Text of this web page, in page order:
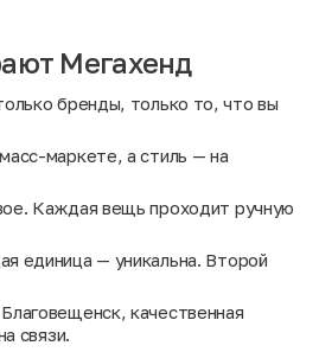
Мегахенд
бренды, только то, что вы
маркете, а стиль — на
Каждая вещь проходит ручную
единица — уникальна. Второй
качественная
связи.